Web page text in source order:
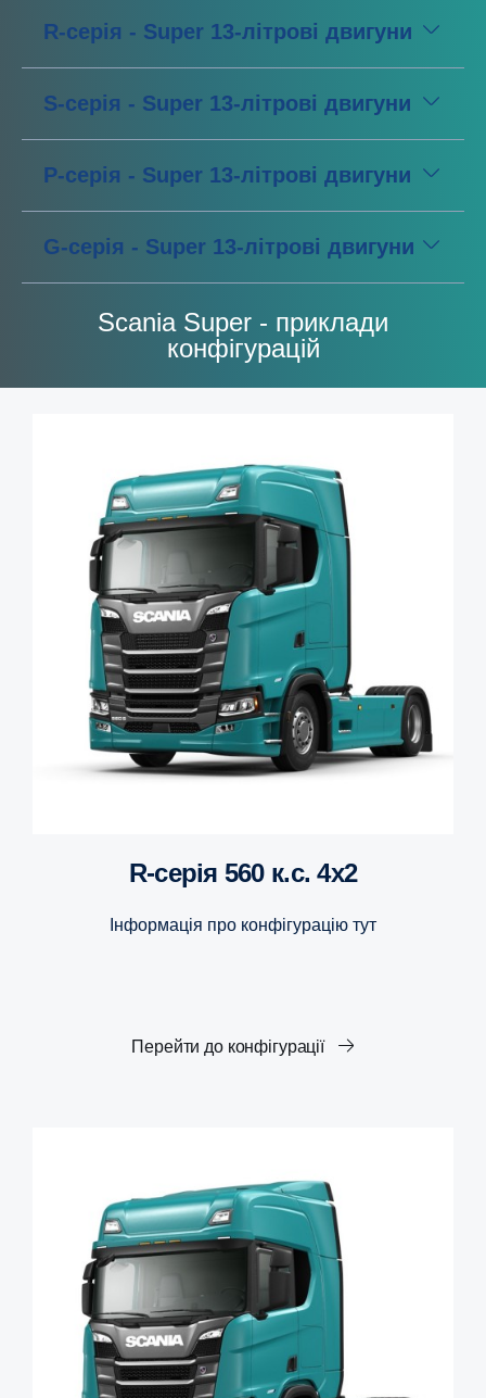
R-серія - Super 13-літрові двигуни
S-серія - Super 13-літрові двигуни
P-серія - Super 13-літрові двигуни
G-серія - Super 13-літрові двигуни
Scania Super - приклади
конфігурацій
R-серія 560 к.с. 4x2
Інформація про конфігурацію тут
Перейти до конфігурації